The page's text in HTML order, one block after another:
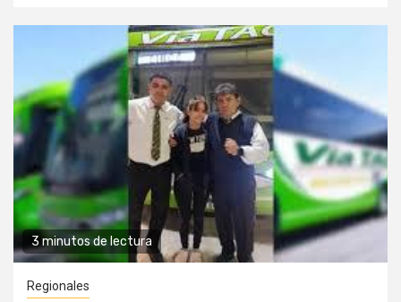
3 minutos de lectura
Regionales